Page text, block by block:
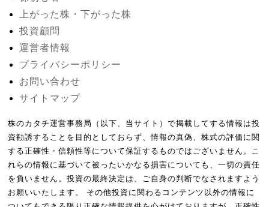
上がった株・下がった株
投資顧問
運営者情報
プライバシーポリシー
お問い合わせ
サイトマップ
株のカタチ運営事務局（以下、当サイト）で掲載してする情報は投
資勧誘することを目的としておらず、情報の真偽、株式の評価に関
する正確性・信頼性等について保証するものではございません。こ
れらの情報に基づいて被ったいかなる損害についても、一切の責任
を負いません。投資の最終決定は、ご自身の判断でなされますよう
お願いいたします。 その他投資に関わるコンテンツ以外の情報に